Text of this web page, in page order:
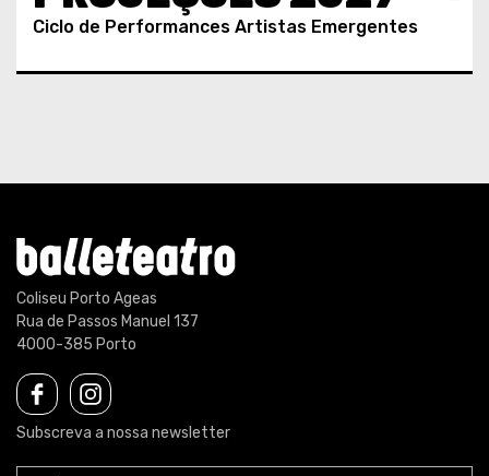
Ciclo de Performances Artistas Emergentes
Coliseu Porto Ageas
Rua de Passos Manuel 137
4000-385 Porto
Subscreva a nossa newsletter